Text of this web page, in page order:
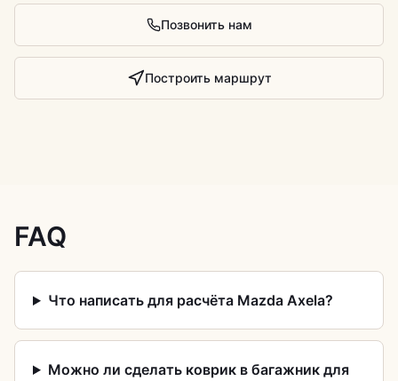
Позвонить нам
Построить маршрут
FAQ
Что написать для расчёта Mazda Axela?
Можно ли сделать коврик в багажник для